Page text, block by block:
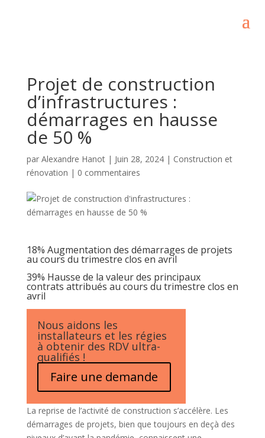
Projet de construction
d’infrastructures :
démarrages en hausse
de 50 %
par Alexandre Hanot| Juin 28, 2024| Construction et
rénovation | 0 commentaires
18% Augmentation des démarrages de projets
au cours du trimestre clos en avril
39% Hausse de la valeur des principaux
contrats attribués au cours du trimestre clos en
avril
Nous aidons les
installateurs et les régies
à obtenir des RDV ultra-
qualifiés !
Faire une demande
La reprise de l’activité de construction s’accélère. Les
démarrages de projets, bien que toujours en deçà des